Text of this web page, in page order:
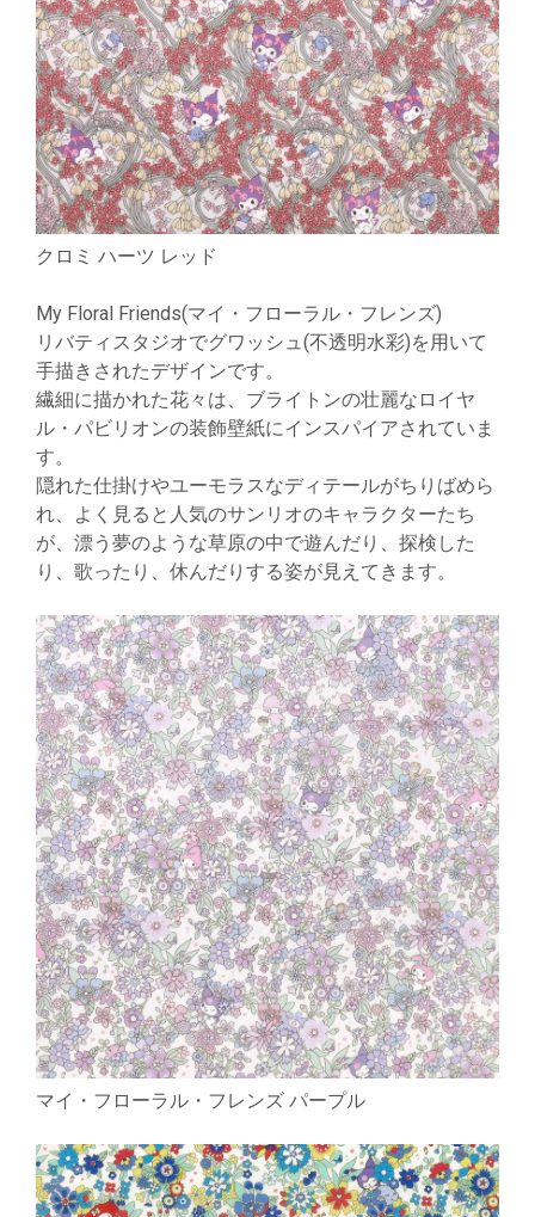
クロミ ハーツ レッド
My Floral Friends(マイ・フローラル・フレンズ)
リバティスタジオでグワッシュ(不透明水彩)を用いて
手描きされたデザインです。
繊細に描かれた花々は、ブライトンの壮麗なロイヤ
ル・パビリオンの装飾壁紙にインスパイアされていま
す。
隠れた仕掛けやユーモラスなディテールがちりばめら
れ、よく見ると人気のサンリオのキャラクターたち
が、漂う夢のような草原の中で遊んだり、探検した
り、歌ったり、休んだりする姿が見えてきます。
マイ・フローラル・フレンズ パープル